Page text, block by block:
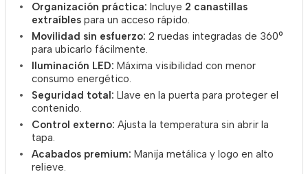
Organización práctica: Incluye 2 canastillas
extraíbles para un acceso rápido.
Movilidad sin esfuerzo: 2 ruedas integradas de 360°
para ubicarlo fácilmente.
Iluminación LED: Máxima visibilidad con menor
consumo energético.
Seguridad total: Llave en la puerta para proteger el
contenido.
Control externo: Ajusta la temperatura sin abrir la
tapa.
Acabados premium: Manija metálica y logo en alto
relieve.